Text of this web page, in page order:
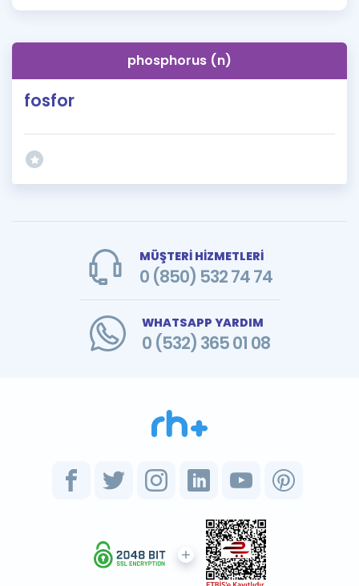
İngilizce Gramerphosphorus (n)
fosfor
MÜŞTERİ HİZMETLERİ
0 (850) 532 74 74
WHATSAPP YARDIM
0 (532) 365 01 08